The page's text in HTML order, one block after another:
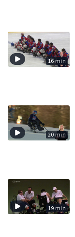
16 min
20 min
19 min